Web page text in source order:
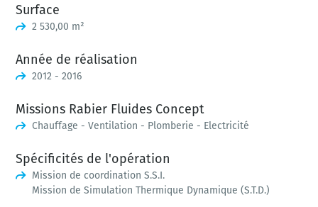
Surface
2 530,00 m²
Année de réalisation
2012 - 2016
Missions Rabier Fluides Concept
Chauffage - Ventilation - Plomberie - Electricité
Spécificités de l'opération
Mission de coordination S.S.I.
Mission de Simulation Thermique Dynamique (S.T.D.)